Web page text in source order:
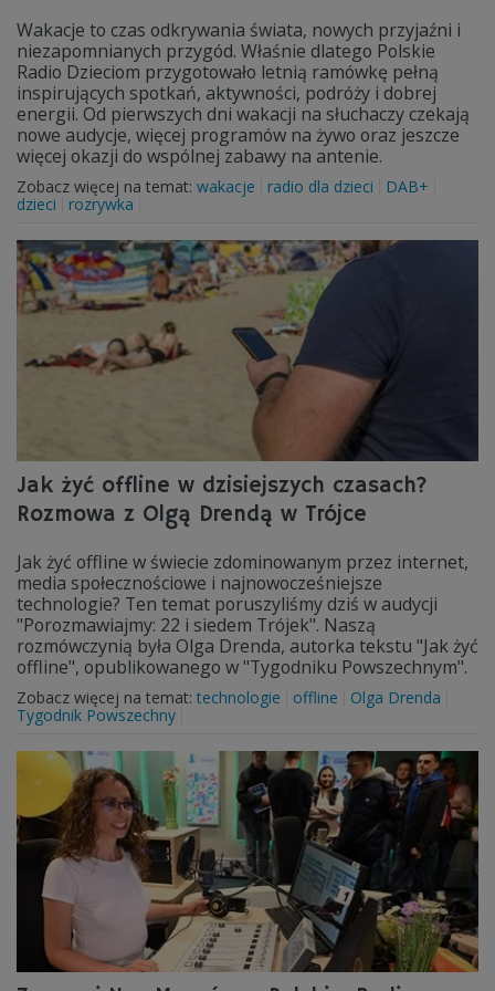
Wakacje to czas odkrywania świata, nowych przyjaźni i
niezapomnianych przygód. Właśnie dlatego Polskie
Radio Dzieciom przygotowało letnią ramówkę pełną
inspirujących spotkań, aktywności, podróży i dobrej
energii. Od pierwszych dni wakacji na słuchaczy czekają
nowe audycje, więcej programów na żywo oraz jeszcze
więcej okazji do wspólnej zabawy na antenie.
Zobacz więcej na temat: wakacje radio dla dzieci
DAB+
dzieci
rozrywka
Jak żyć offline w dzisiejszych czasach?
Rozmowa z Olgą Drendą w Trójce
Jak żyć offline w świecie zdominowanym przez internet,
media społecznościowe i najnowocześniejsze
technologie? Ten temat poruszyliśmy dziś w audycji
"Porozmawiajmy: 22 i siedem Trójek". Naszą
rozmówczynią była Olga Drenda, autorka tekstu "Jak żyć
offline", opublikowanego w "Tygodniku Powszechnym".
Zobacz więcej na temat: technologie offline
Olga Drenda
Tygodnik Powszechny